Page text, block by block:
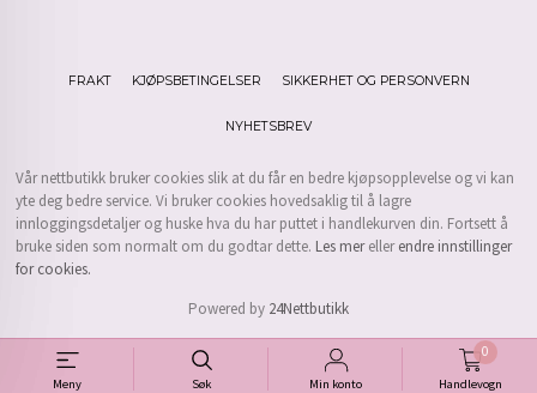
Meny Søk Min konto Handlevogn
0
FRAKT KJØPSBETINGELSER SIKKERHET OG PERSONVERN
NYHETSBREV
Vår nettbutikk bruker cookies slik at du får en bedre kjøpsopplevelse og vi kan
yte deg bedre service. Vi bruker cookies hovedsaklig til å lagre
innloggingsdetaljer og huske hva du har puttet i handlekurven din. Fortsett å
bruke siden som normalt om du godtar dette. Les merellerendre innstillinger
for cookies.
Powered by 24Nettbutikk